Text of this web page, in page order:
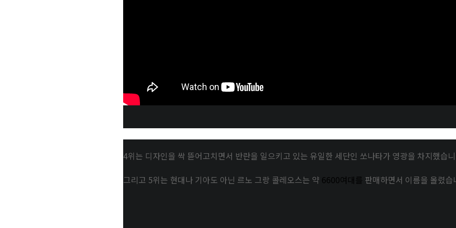
4위는 디자인을 싹 뜯어고치면서 반란을 일으키고 있는 유일한 세단인 쏘나타가 영광을 차지했습
그리고 5위는 현대나 기아도 아닌 르노 그랑 콜레오스는 약 6600여대를 판매하면서 이름을 올렸습